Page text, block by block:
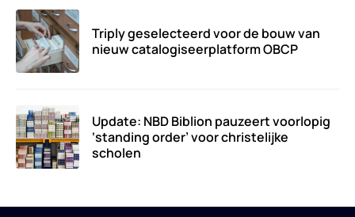
Triply geselecteerd voor de bouw van
nieuw catalogiseerplatform OBCP
Update: NBD Biblion pauzeert voorlopig
‘standing order’ voor christelijke
scholen